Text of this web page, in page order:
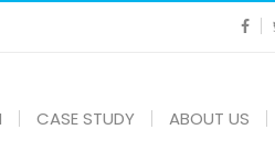
CASE STUDY ABOUT US